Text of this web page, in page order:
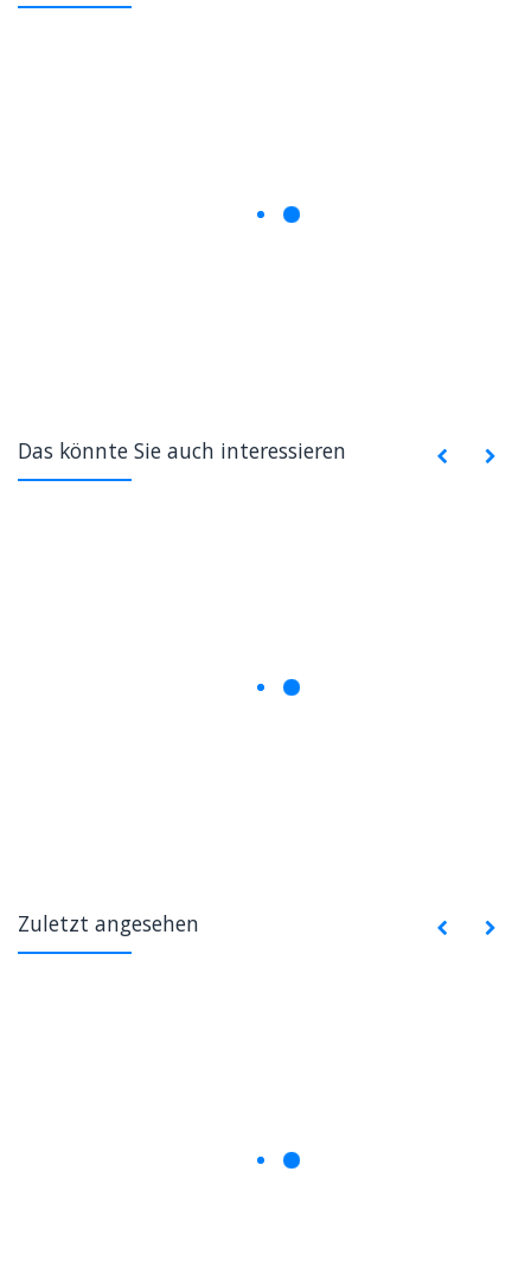
Das könnte Sie auch interessieren
Zuletzt angesehen